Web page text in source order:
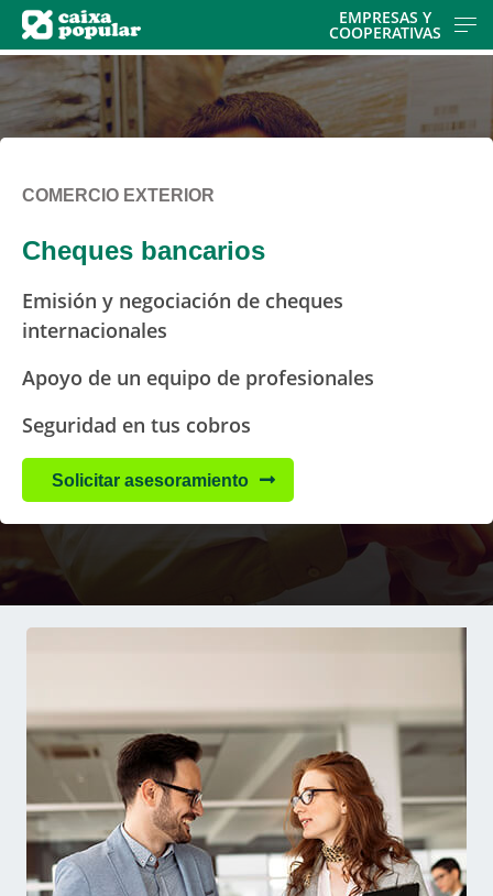
main
contentt
EMPRESAS Y
COOPERATIVAS
COMERCIO EXTERIOR
Cheques bancarios
Emisión y negociación de cheques
internacionales
Apoyo de un equipo de profesionales
Seguridad en tus cobros
Solicitar asesoramiento